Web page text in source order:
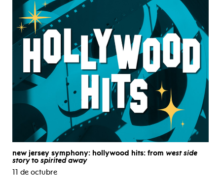
new jersey symphony: hollywood hits: from west side
storyto spirited away
11 de octubre